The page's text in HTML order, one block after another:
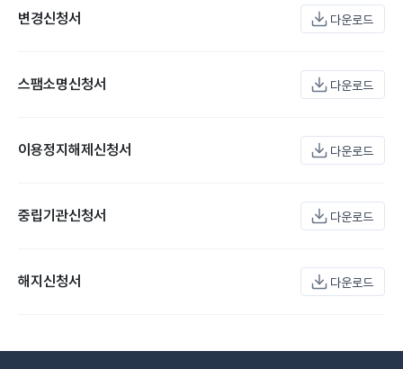
변경신청서 다운로드
스팸소명신청서 다운로드
이용정지해제신청서 다운로드
중립기관신청서 다운로드
해지신청서 다운로드